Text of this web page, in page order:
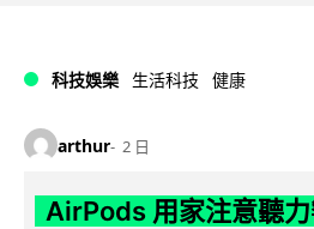
科技娛樂 生活科技 健康
arthur 2 日
AirPods 用家注意聽